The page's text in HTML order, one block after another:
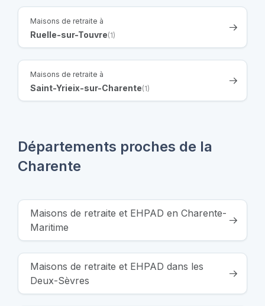
Maisons de retraite à
Ruelle-sur-Touvre(1)
Maisons de retraite à
Saint-Yrieix-sur-Charente(1)
Départements proches de la
Charente
Maisons de retraite et EHPAD en Charente-
Maritime
Maisons de retraite et EHPAD dans les
Deux-Sèvres